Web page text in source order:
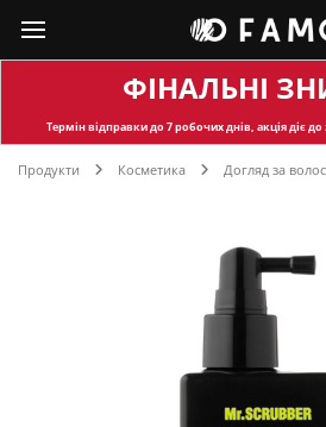
ФІНАЛЬНІ
Термін відправкидо 7 робочих днів, акція діє
Продукти Косметика Догляд за